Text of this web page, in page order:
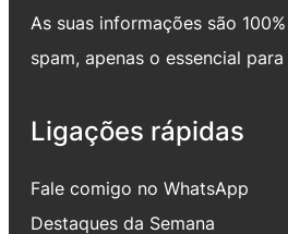
As suas informações são
spam, apenas o essencial
Ligações rápidas
Fale comigo no WhatsApp
Destaques da Semana